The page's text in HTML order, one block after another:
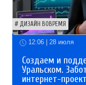
ДИЗАЙН ВОВРЕМЯ
12:06 | 28 июля
Создаем и
Уральском.
интернет-